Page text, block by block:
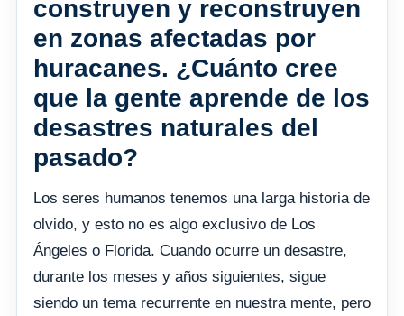
construyen y reconstruyen
en zonas afectadas por
huracanes. ¿Cuánto cree
que la gente aprende de los
desastres naturales del
pasado?
Los seres humanos tenemos una larga historia de
olvido, y esto no es algo exclusivo de Los
Ángeles o Florida. Cuando ocurre un desastre,
durante los meses y años siguientes, sigue
siendo un tema recurrente en nuestra mente, pero